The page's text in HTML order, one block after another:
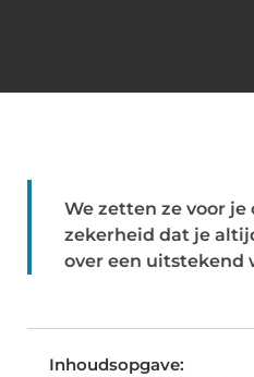
We zetten ze voor
zekerheid dat je
over een uitstekend
Inhoudsopgave: